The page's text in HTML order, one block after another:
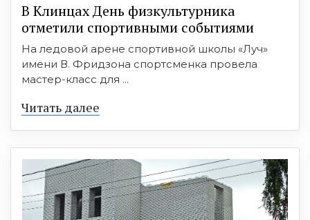
В Клинцах День физкультурника
отметили спортивными событиями
На ледовой арене спортивной школы «Луч»
имени В. Фридзона спортсменка провела
мастер-класс для ...
Читать далее